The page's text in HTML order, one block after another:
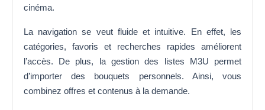
cinéma.
La navigation se veut fluide et intuitive. En effet, les
catégories, favoris et recherches rapides améliorent
l’accès. De plus, la gestion des listes M3U permet
d’importer des bouquets personnels. Ainsi, vous
combinez offres et contenus à la demande.